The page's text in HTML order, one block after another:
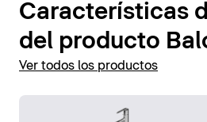
Características
del producto
Ver todos los productos